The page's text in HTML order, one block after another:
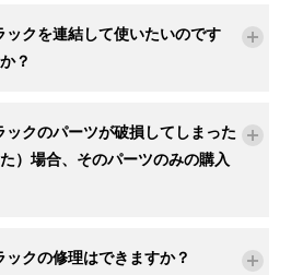
クを連結して使いたいのです
？
クのパーツが破損してしまった
）場合、そのパーツのみの購入
クの修理はできますか？